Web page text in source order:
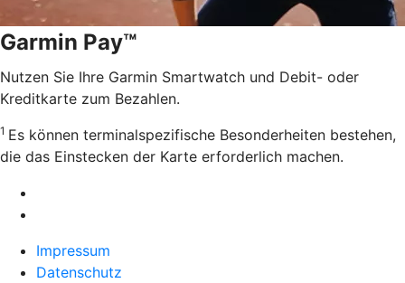
Garmin Pay™
Nutzen Sie Ihre Garmin Smartwatch und Debit- oder
Kreditkarte zum Bezahlen.
1 Es können terminalspezifische Besonderheiten bestehen,
die das Einstecken der Karte erforderlich machen.
Impressum
Datenschutz